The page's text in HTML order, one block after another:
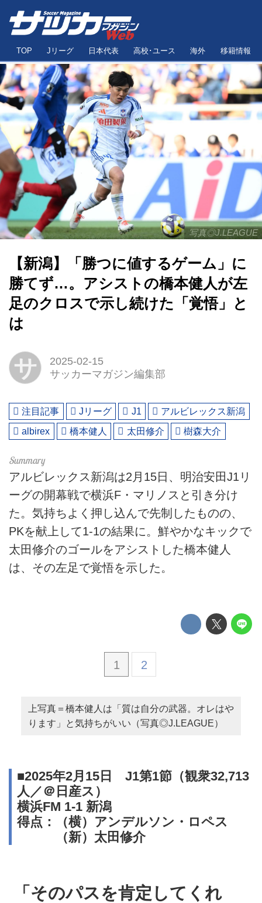
TOP Jリーグ 日本代表 高校･ユース 海外 移籍情報
写真◎J.LEAGUE
【新潟】「勝つに値するゲーム」に
勝てず…。アシストの橋本健人が左
足のクロスで示し続けた「覚悟」と
は
サ
2025-02-15
サッカーマガジン編集部
注目記事 Jリーグ J1
アルビレックス新潟
albirex
橋本健人 太田修介 樹森大介
アルビレックス新潟は2月15日、明治安田J1リ
ーグの開幕戦で横浜F・マリノスと引き分け
た。気持ちよく押し込んで先制したものの、
PKを献上して1-1の結果に。鮮やかなキックで
太田修介のゴールをアシストした橋本健人
は、その左足で覚悟を示した。
1 2
上写真＝橋本健人は「質は自分の武器。オレはや
ります」と気持ちがいい（写真◎J.LEAGUE）
■2025年2月15日 J1第1節（観衆32,713
人／＠日産ス）
横浜FM 1-1 新潟
得点：（横）アンデルソン・ロペス
（新）太田修介
「そのパスを肯定してくれ